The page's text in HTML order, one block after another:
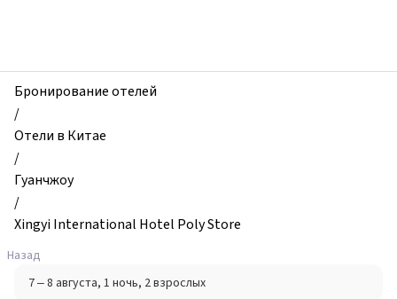
Xingyi
International
Hotel
Poly
Store,
Гуанчжоу,
Китай
Бронирование отелей
/
Отели в Китае
/
Гуанчжоу
/
Xingyi International Hotel Poly Store
Назад
7 – 8 августа, 1 ночь, 2 взрослых